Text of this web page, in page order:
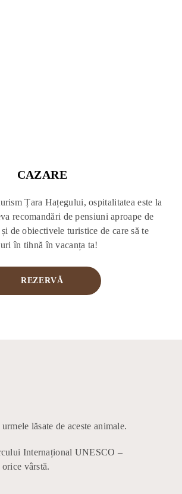
CAZARE
Țara Hațegului, ospitalitatea este la
recomandări de pensiuni aproape de
de obiectivele turistice de care să te
în tihnă în vacanța ta!
REZERVĂ
lăsate de aceste animale.
Internațional UNESCO –
vârstă.